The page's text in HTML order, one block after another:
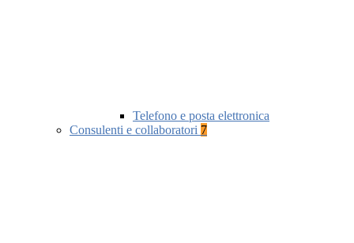
Telefono e posta elettronica
Consulenti e collaboratori 7